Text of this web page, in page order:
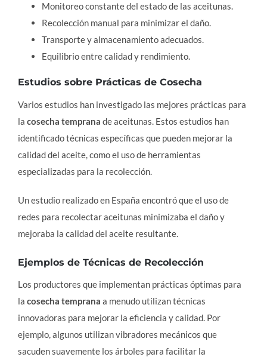
Monitoreo constante del estado de las aceitunas.
Recolección manual para minimizar el daño.
Transporte y almacenamiento adecuados.
Equilibrio entre calidad y rendimiento.
Estudios sobre Prácticas de Cosecha
Varios estudios han investigado las mejores prácticas para
la cosecha temprana de aceitunas. Estos estudios han
identificado técnicas específicas que pueden mejorar la
calidad del aceite, como el uso de herramientas
especializadas para la recolección.
Un estudio realizado en España encontró que el uso de
redes para recolectar aceitunas minimizaba el daño y
mejoraba la calidad del aceite resultante.
Ejemplos de Técnicas de Recolección
Los productores que implementan prácticas óptimas para
la cosecha temprana a menudo utilizan técnicas
innovadoras para mejorar la eficiencia y calidad. Por
ejemplo, algunos utilizan vibradores mecánicos que
sacuden suavemente los árboles para facilitar la